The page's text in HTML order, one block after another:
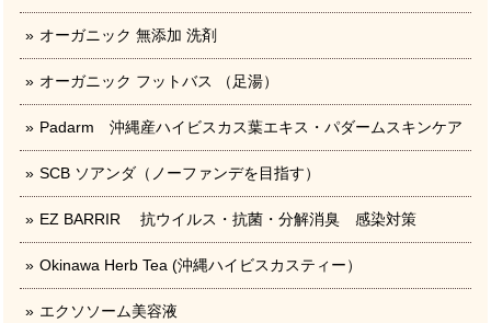
オーガニック 無添加 洗剤
オーガニック フットバス （足湯）
Padarm 沖縄産ハイビスカス葉エキス・パダームスキンケア
SCB ソアンダ（ノーファンデを目指す）
EZ BARRIR 抗ウイルス・抗菌・分解消臭 感染対策
Okinawa Herb Tea (沖縄ハイビスカスティー）
エクソソーム美容液